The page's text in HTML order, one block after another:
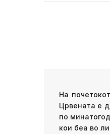
На
Црвената е
по
кои беа во